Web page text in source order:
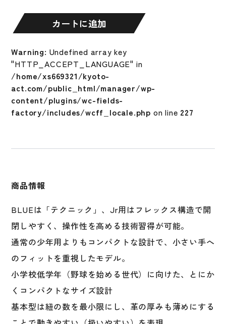
式
用
WILL
DRIVE
BLUE
ウ
ィ
ル
ル
ー
オ
ル
ラ
ウ
ド
用
1AJGY20600
ジ
カートに追加
Warning: Undefined array key
"HTTP_ACCEPT_LANGUAGE" in
/home/xs669321/kyoto-
act.com/public_html/manager/wp-
content/plugins/wc-fields-
factory/includes/wcff_locale.php on line 227
商品情報
BLUEは「テクニック」、Jr用はフレックス構造で開
閉しやすく、操作性を高める技術習得が可能。
通常の少年用よりもコンパクトな設計で、小さい手へ
のフィットを重視したモデル。
小学校低学年（野球を始める世代）に向けた、とにか
くコンパクトなサイズ設計
基本型は紐の数を最小限にし、革の厚みも薄めにする